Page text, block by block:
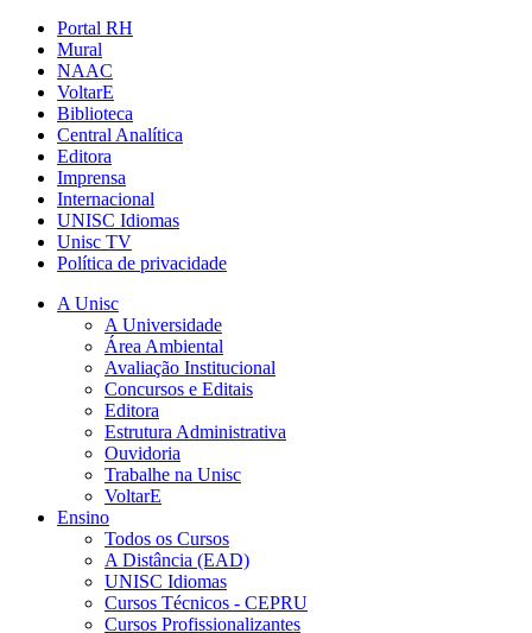
Portal RH
Mural
NAAC
VoltarE
Biblioteca
Central Analítica
Editora
Imprensa
Internacional
UNISC Idiomas
Unisc TV
Política de privacidade
A Unisc
A Universidade
Área Ambiental
Avaliação Institucional
Concursos e Editais
Editora
Estrutura Administrativa
Ouvidoria
Trabalhe na Unisc
VoltarE
Ensino
Todos os Cursos
A Distância (EAD)
UNISC Idiomas
Cursos Técnicos - CEPRU
Cursos Profissionalizantes